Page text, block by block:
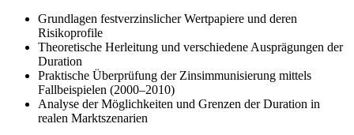
Grundlagen festverzinslicher Wertpapiere und deren
Risikoprofile
Theoretische Herleitung und verschiedene Ausprägungen der
Duration
Praktische Überprüfung der Zinsimmunisierung mittels
Fallbeispielen (2000–2010)
Analyse der Möglichkeiten und Grenzen der Duration in
realen Marktszenarien